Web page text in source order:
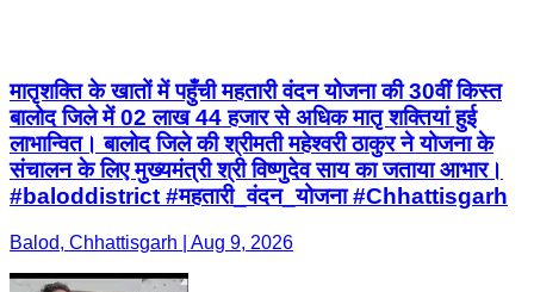
मातृशक्ति के खातों में पहुँची महतारी वंदन योजना की 30वीं किस्त
बालोद जिले में 02 लाख 44 हजार से अधिक मातृ शक्तियां हुई
लाभान्वित। बालोद जिले की श्रीमती महेश्वरी ठाकुर ने योजना के
संचालन के लिए मुख्यमंत्री श्री विष्णुदेव साय का जताया आभार।
#baloddistrict #महतारी_वंदन_योजना #Chhattisgarh
Balod, Chhattisgarh | Aug 9, 2026